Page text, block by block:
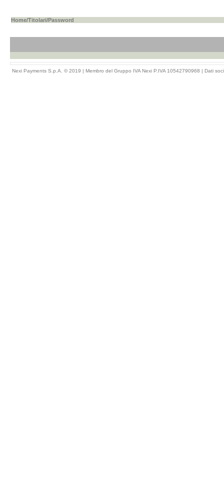
Home/Titolari/Password
Nexi Payments S.p.A. © 2019 | Membro del Gruppo IVA Nexi P.IVA 10542790968 | Dati